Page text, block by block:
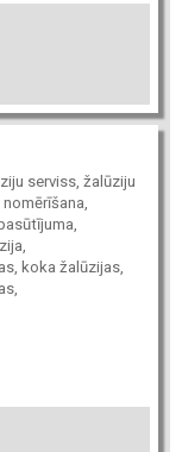
serviss, žalūziju
koka žalūzijas,